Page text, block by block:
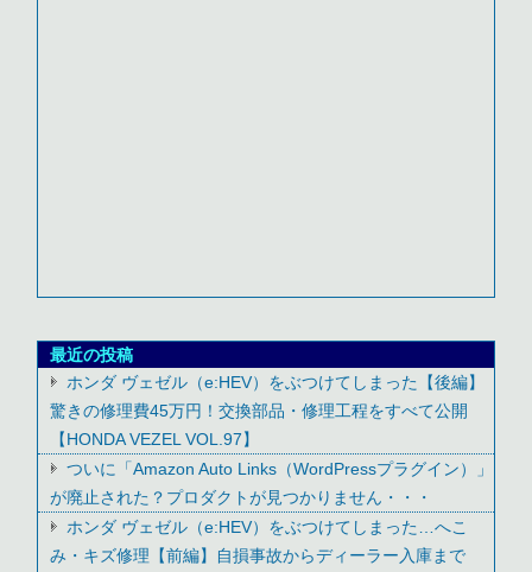
最近の投稿
ホンダ ヴェゼル（e:HEV）をぶつけてしまった【後編】
驚きの修理費45万円！交換部品・修理工程をすべて公開
【HONDA VEZEL VOL.97】
ついに「Amazon Auto Links（WordPressプラグイン）」
が廃止された？プロダクトが見つかりません・・・
ホンダ ヴェゼル（e:HEV）をぶつけてしまった…へこ
み・キズ修理【前編】自損事故からディーラー入庫まで